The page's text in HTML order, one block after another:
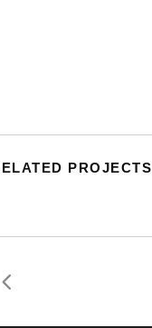
PROJECTS